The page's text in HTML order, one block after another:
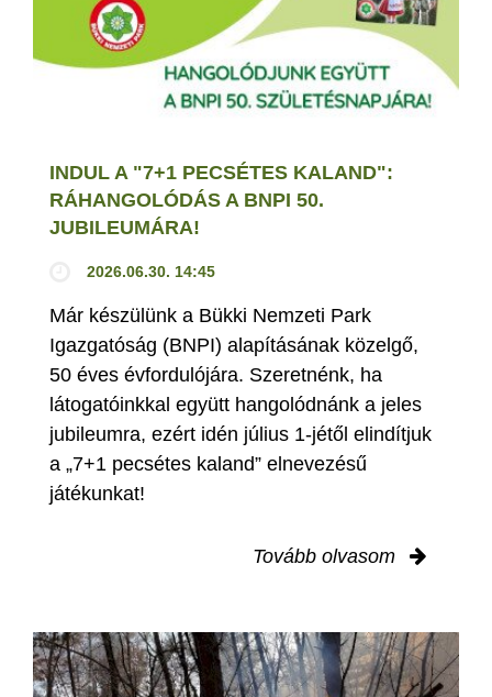
INDUL A "7+1 PECSÉTES KALAND":
RÁHANGOLÓDÁS A BNPI 50.
JUBILEUMÁRA!
2026.06.30. 14:45
Már készülünk a Bükki Nemzeti Park
Igazgatóság (BNPI) alapításának közelgő,
50 éves évfordulójára. Szeretnénk, ha
látogatóinkkal együtt hangolódnánk a jeles
jubileumra, ezért idén július 1-jétől elindítjuk
a „7+1 pecsétes kaland” elnevezésű
játékunkat!
Tovább olvasom